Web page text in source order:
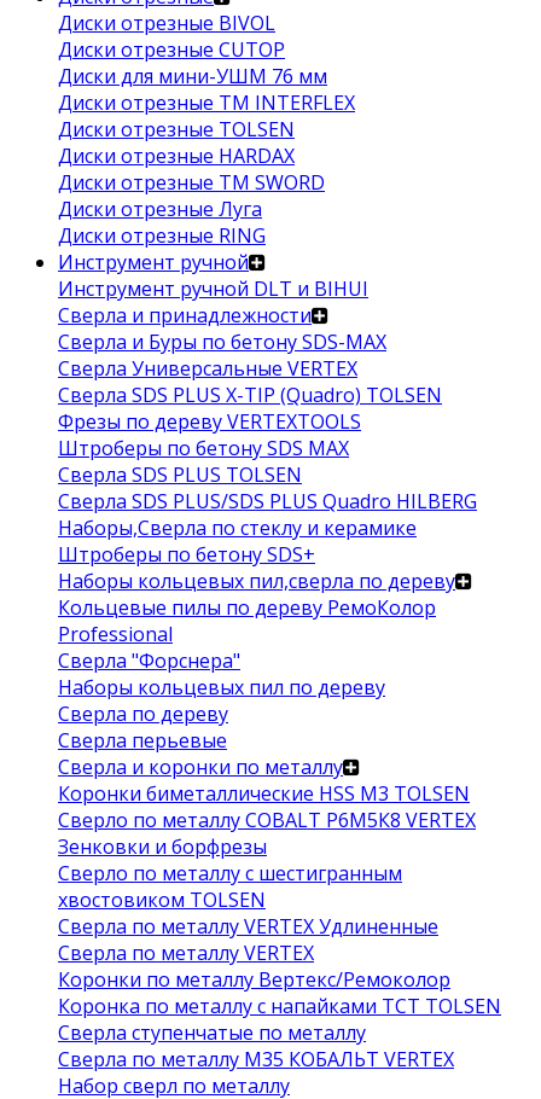
Диски отрезные BIVOL
Диски отрезные CUTOP
Диски для мини-УШМ 76 мм
Диски отрезные ТМ INTERFLEX
Диски отрезные TOLSEN
Диски отрезные HARDAX
Диски отрезные ТМ SWORD
Диски отрезные Луга
Диски отрезные RING
Инструмент ручной
Инструмент ручной DLT и BIHUI
Сверла и принадлежности
Сверла и Буры по бетону SDS-MAX
Сверла Универсальные VERTEX
Сверла SDS PLUS X-TIP (Quadro) TOLSEN
Фрезы по дереву VERTEXTOOLS
Штроберы по бетону SDS MAX
Сверла SDS PLUS TOLSEN
Сверла SDS PLUS/SDS PLUS Quadro HILBERG
Наборы,Сверла по стеклу и керамике
Штроберы по бетону SDS+
Наборы кольцевых пил,сверла по дереву
Кольцевые пилы по дереву РемоКолор
Professional
Сверла "Форснера"
Наборы кольцевых пил по дереву
Сверла по дереву
Сверла перьевые
Сверла и коронки по металлу
Коронки биметаллические HSS M3 TOLSEN
Сверло по металлу COBALT Р6М5К8 VERTEX
Зенковки и борфрезы
Сверло по металлу с шестигранным
хвостовиком TOLSEN
Сверла по металлу VERTEX Удлиненные
Сверла по металлу VERTEX
Коронки по металлу Вертекс/Ремоколор
Коронка по металлу с напайками TCT TOLSEN
Сверла ступенчатые по металлу
Сверла по металлу М35 КОБАЛЬТ VERTEX
Набор сверл по металлу